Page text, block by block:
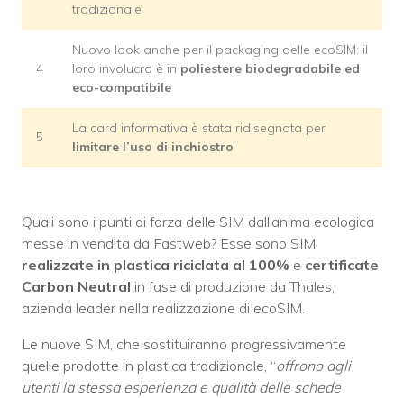
tradizionale
4
Nuovo look anche per il packaging delle ecoSIM: il
loro involucro è in poliestere biodegradabile ed
eco-compatibile
5
La card informativa è stata ridisegnata per
limitare l’uso di inchiostro
Quali sono i punti di forza delle SIM dall’anima ecologica
messe in vendita da Fastweb? Esse sono SIM
realizzate in plastica riciclata al 100% e certificate
Carbon Neutral in fase di produzione da Thales,
azienda leader nella realizzazione di ecoSIM.
Le nuove SIM, che sostituiranno progressivamente
quelle prodotte in plastica tradizionale, “offrono agli
utenti la stessa esperienza e qualità delle schede